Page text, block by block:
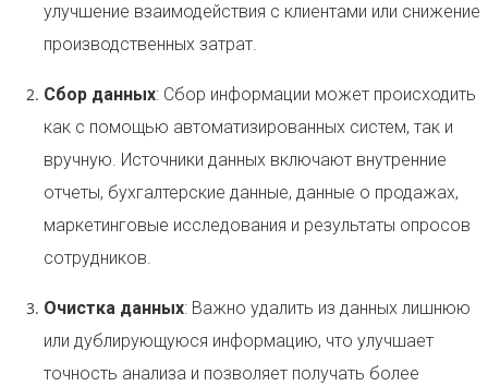
улучшение взаимодействия с клиентами или снижение
производственных затрат.
Сбор данных: Сбор информации может происходить
как с помощью автоматизированных систем, так и
вручную. Источники данных включают внутренние
отчеты, бухгалтерские данные, данные о продажах,
маркетинговые исследования и результаты опросов
сотрудников.
Очистка данных: Важно удалить из данных лишнюю
или дублирующуюся информацию, что улучшает
точность анализа и позволяет получать более